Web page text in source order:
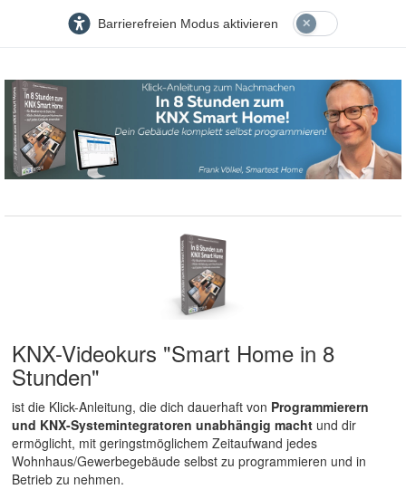
Barrierefreien Modus aktivieren
KNX-Videokurs "Smart Home in 8
Stunden"
ist die Klick-Anleitung, die dich dauerhaft von Programmierern
und KNX-Systemintegratoren unabhängig macht und dir
ermöglicht, mit geringstmöglichem Zeitaufwand jedes
Wohnhaus/Gewerbegebäude selbst zu programmieren und in
Betrieb zu nehmen.